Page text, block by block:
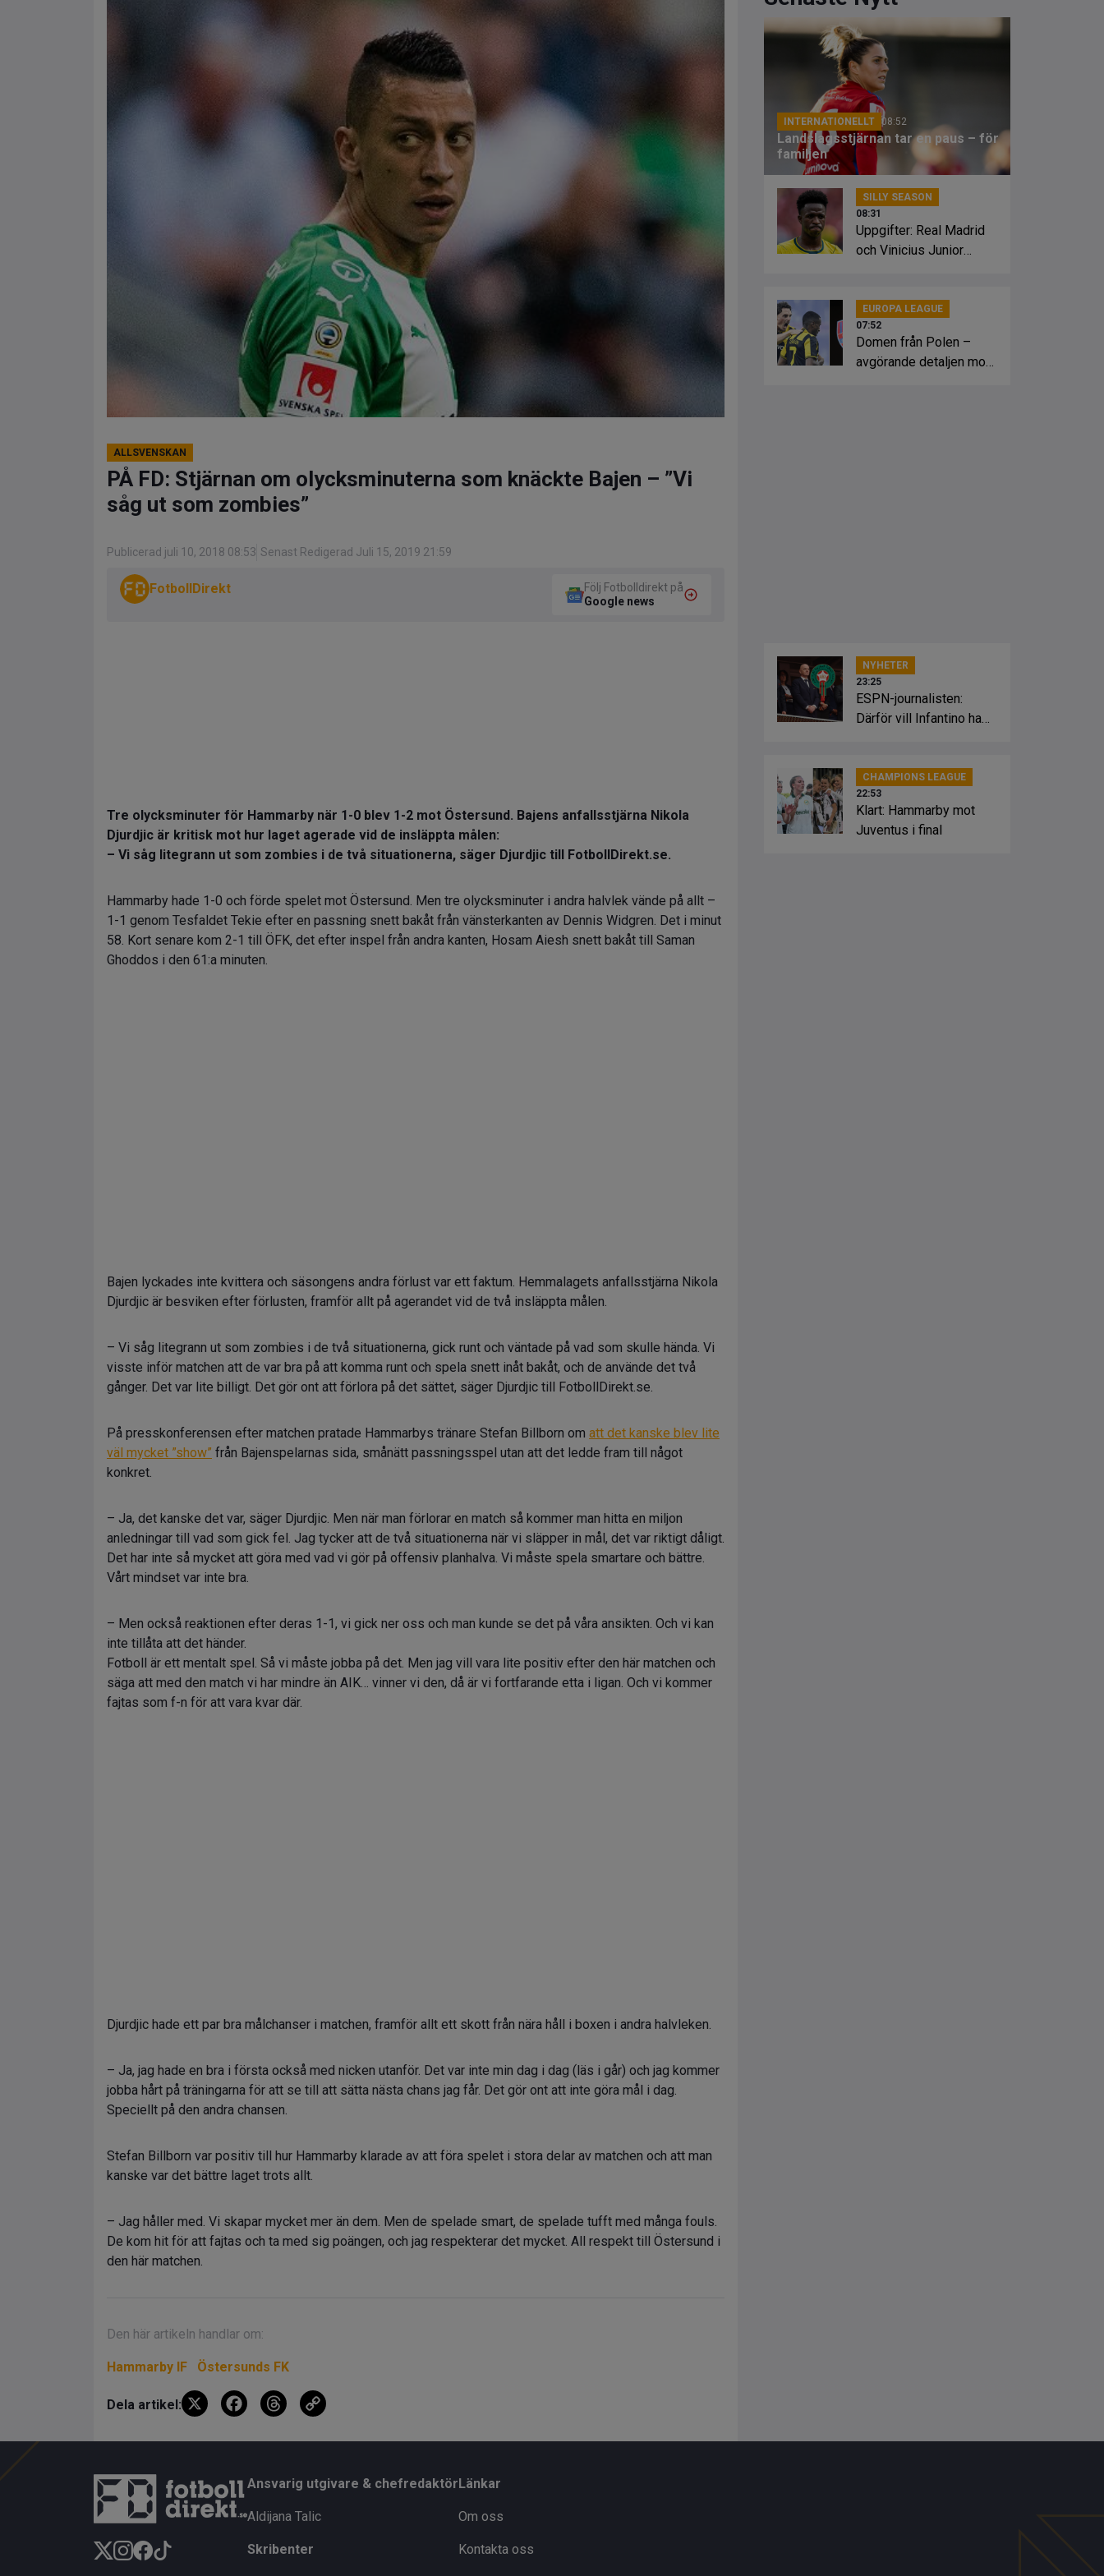
ALLSVENSKAN
PÅ FD: Stjärnan om olycksminuterna som knäckte Bajen – ”Vi
såg ut som zombies”
Publicerad juli 10, 2018 08:53 Senast Redigerad Juli 15, 2019 21:59
FotbollDirekt
Följ Fotbolldirekt på
Google news
Tre olycksminuter för Hammarby när 1-0 blev 1-2 mot Östersund. Bajens anfallsstjärna Nikola
Djurdjic är kritisk mot hur laget agerade vid de insläppta målen:
– Vi såg litegrann ut som zombies i de två situationerna, säger Djurdjic till FotbollDirekt.se.
Hammarby hade 1-0 och förde spelet mot Östersund. Men tre olycksminuter i andra halvlek vände på allt –
1-1 genom Tesfaldet Tekie efter en passning snett bakåt från vänsterkanten av Dennis Widgren. Det i minut
58. Kort senare kom 2-1 till ÖFK, det efter inspel från andra kanten, Hosam Aiesh snett bakåt till Saman
Ghoddos i den 61:a minuten.
Bajen lyckades inte kvittera och säsongens andra förlust var ett faktum. Hemmalagets anfallsstjärna Nikola
Djurdjic är besviken efter förlusten, framför allt på agerandet vid de två insläppta målen.
– Vi såg litegrann ut som zombies i de två situationerna, gick runt och väntade på vad som skulle hända. Vi
visste inför matchen att de var bra på att komma runt och spela snett inåt bakåt, och de använde det två
gånger. Det var lite billigt. Det gör ont att förlora på det sättet, säger Djurdjic till FotbollDirekt.se.
På presskonferensen efter matchen pratade Hammarbys tränare Stefan Billborn om att det kanske blev lite
väl mycket ”show” från Bajenspelarnas sida, smånätt passningsspel utan att det ledde fram till något
konkret.
– Ja, det kanske det var, säger Djurdjic. Men när man förlorar en match så kommer man hitta en miljon
anledningar till vad som gick fel. Jag tycker att de två situationerna när vi släpper in mål, det var riktigt dåligt.
Det har inte så mycket att göra med vad vi gör på offensiv planhalva. Vi måste spela smartare och bättre.
Vårt mindset var inte bra.
– Men också reaktionen efter deras 1-1, vi gick ner oss och man kunde se det på våra ansikten. Och vi kan
inte tillåta att det händer.
Fotboll är ett mentalt spel. Så vi måste jobba på det. Men jag vill vara lite positiv efter den här matchen och
säga att med den match vi har mindre än AIK… vinner vi den, då är vi fortfarande etta i ligan. Och vi kommer
fajtas som f-n för att vara kvar där.
Djurdjic hade ett par bra målchanser i matchen, framför allt ett skott från nära håll i boxen i andra halvleken.
– Ja, jag hade en bra i första också med nicken utanför. Det var inte min dag i dag (läs i går) och jag kommer
jobba hårt på träningarna för att se till att sätta nästa chans jag får. Det gör ont att inte göra mål i dag.
Speciellt på den andra chansen.
Stefan Billborn var positiv till hur Hammarby klarade av att föra spelet i stora delar av matchen och att man
kanske var det bättre laget trots allt.
– Jag håller med. Vi skapar mycket mer än dem. Men de spelade smart, de spelade tufft med många fouls.
De kom hit för att fajtas och ta med sig poängen, och jag respekterar det mycket. All respekt till Östersund i
den här matchen.
Den här artikeln handlar om:
Hammarby IF Östersunds FK
Dela artikel: X
F
b
o
k
T
a
d
Li
INTERNATIONELLT 08:52
Landslagsstjärnan tar en paus – för
familjen
SILLY SEASON
08:31
Uppgifter: Real Madrid
och Vinicius Junior
EUROPA LEAGUE
07:52
Domen från Polen –
avgörande detaljen mot
NYHETER
23:25
ESPN-journalisten:
Därför vill Infantino ha
CHAMPIONS LEAGUE
22:53
Klart: Hammarby mot
Juventus i final
Ansvarig utgivare & chefredaktör
Aldijana Talic
Skribenter
Länkar
Om oss
Kontakta oss